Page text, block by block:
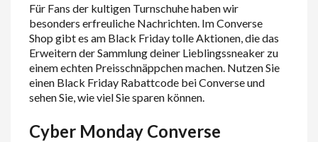
Für Fans der kultigen Turnschuhe haben wir
besonders erfreuliche Nachrichten. Im Converse
Shop gibt es am Black Friday tolle Aktionen, die das
Erweitern der Sammlung deiner Lieblingssneaker zu
einem echten Preisschnäppchen machen. Nutzen Sie
einen Black Friday Rabattcode bei Converse und
sehen Sie, wie viel Sie sparen können.
Cyber Monday Converse